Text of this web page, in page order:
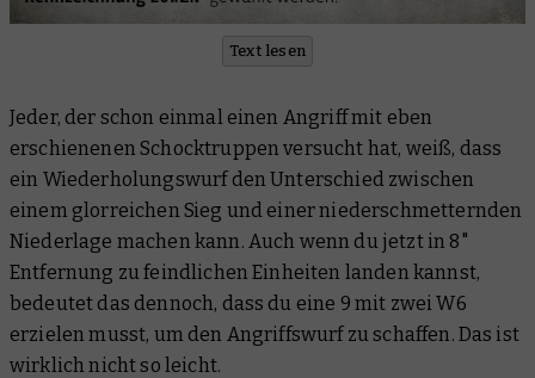
Text lesen
Jeder, der schon einmal einen Angriff mit eben
erschienenen Schocktruppen versucht hat, weiß, dass
ein Wiederholungswurf den Unterschied zwischen
einem glorreichen Sieg und einer niederschmetternden
Niederlage machen kann. Auch wenn du jetzt in 8"
Entfernung zu feindlichen Einheiten landen kannst,
bedeutet das dennoch, dass du eine 9 mit zwei W6
erzielen musst, um den Angriffswurf zu schaffen. Das ist
wirklich nicht so leicht.